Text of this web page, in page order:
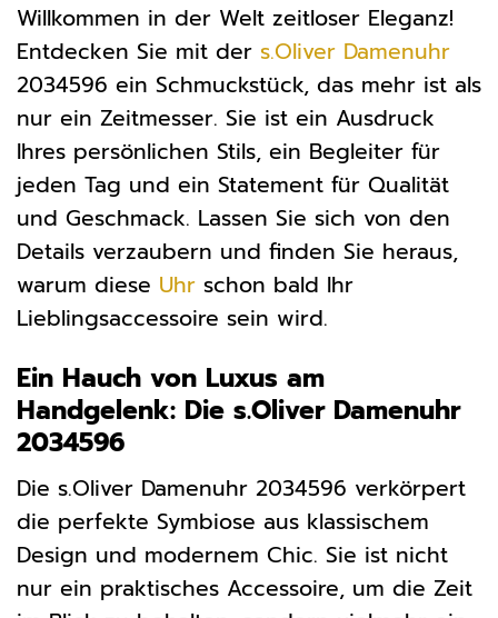
Willkommen in der Welt zeitloser Eleganz!
Entdecken Sie mit der s.Oliver Damenuhr
2034596 ein Schmuckstück, das mehr ist als
nur ein Zeitmesser. Sie ist ein Ausdruck
Ihres persönlichen Stils, ein Begleiter für
jeden Tag und ein Statement für Qualität
und Geschmack. Lassen Sie sich von den
Details verzaubern und finden Sie heraus,
warum diese Uhr schon bald Ihr
Lieblingsaccessoire sein wird.
Ein Hauch von Luxus am
Handgelenk: Die s.Oliver Damenuhr
2034596
Die s.Oliver Damenuhr 2034596 verkörpert
die perfekte Symbiose aus klassischem
Design und modernem Chic. Sie ist nicht
nur ein praktisches Accessoire, um die Zeit